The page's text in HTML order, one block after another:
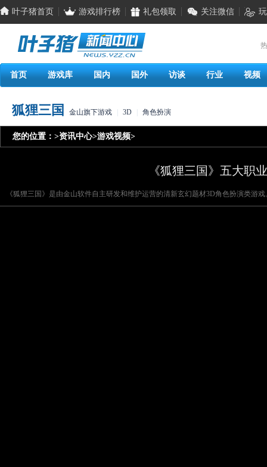
叶子猪首页 游戏排行榜 礼包领取 关注微信
首页 游戏库 国内 国外 访谈 行业 视频
狐狸三国 金山旗下游戏 3D 角色扮演
您的位置： >资讯中心>游戏视频>
《狐狸三国》五大职
《狐狸三国》是由金山软件自主研发和维护运营的清新玄幻题材3D角色扮演类